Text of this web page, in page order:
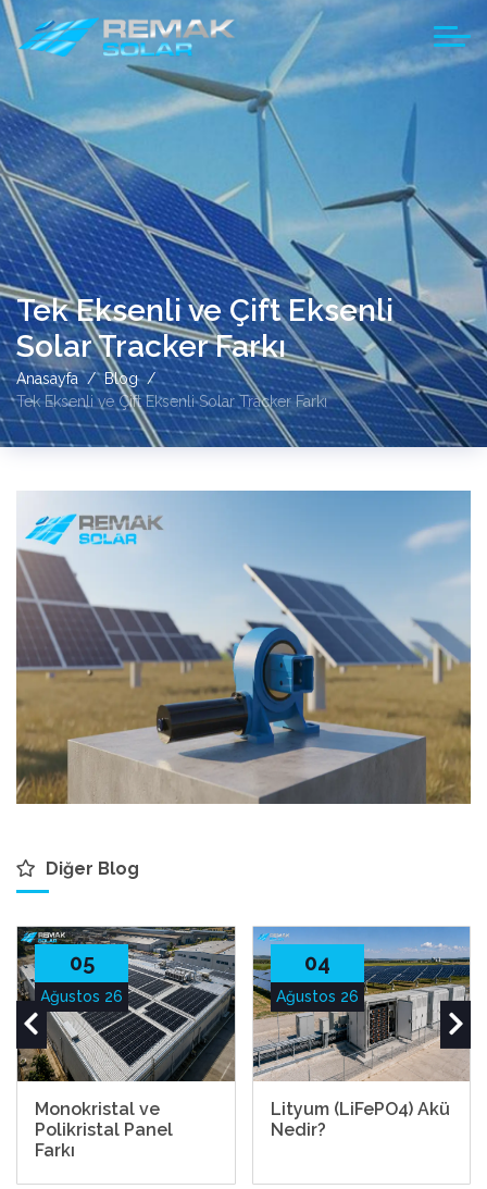
Tek Eksenli ve Çift Eksenli
Solar Tracker Farkı
Anasayfa
Blog
Tek Eksenli ve Çift Eksenli Solar Tracker Farkı
Diğer Blog
05
Ağustos 26
Monokristal ve
Polikristal Panel
Farkı
04
Ağustos 26
Lityum (LiFePO4) Akü
Nedir?